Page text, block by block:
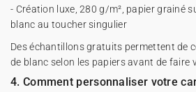
- Création luxe, 280 g/m², papier grainé
blanc au toucher singulier
Des échantillons gratuits permettent de
de blanc selon les papiers avant de faire
4. Comment personnaliser votre